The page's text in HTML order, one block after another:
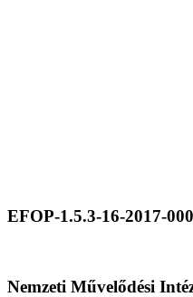
EFOP-1.5.3-16-2017-
Nemzeti Művelődési